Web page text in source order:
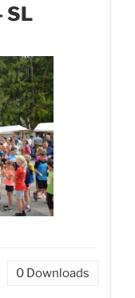
SL
0 Downloads